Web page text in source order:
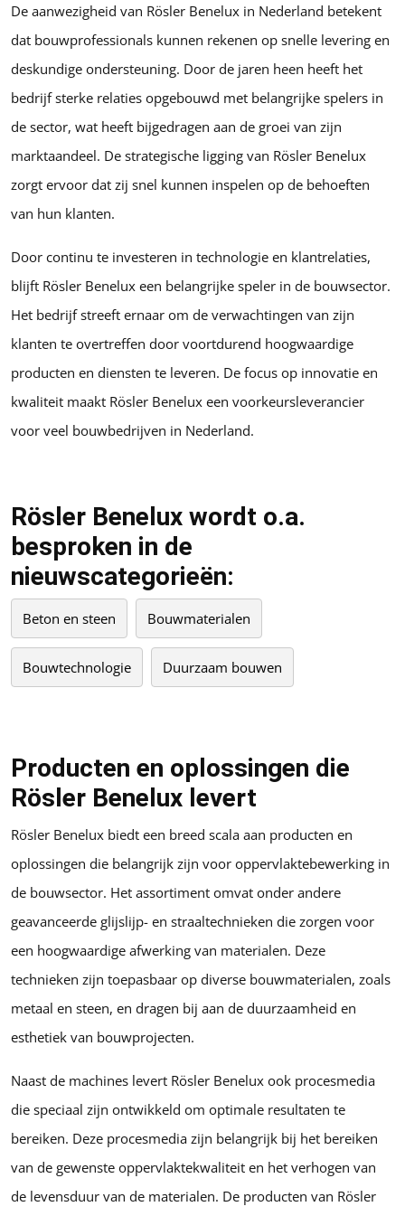
De aanwezigheid van Rösler Benelux in Nederland betekent
dat bouwprofessionals kunnen rekenen op snelle levering en
deskundige ondersteuning. Door de jaren heen heeft het
bedrijf sterke relaties opgebouwd met belangrijke spelers in
de sector, wat heeft bijgedragen aan de groei van zijn
marktaandeel. De strategische ligging van Rösler Benelux
zorgt ervoor dat zij snel kunnen inspelen op de behoeften
van hun klanten.
Door continu te investeren in technologie en klantrelaties,
blijft Rösler Benelux een belangrijke speler in de bouwsector.
Het bedrijf streeft ernaar om de verwachtingen van zijn
klanten te overtreffen door voortdurend hoogwaardige
producten en diensten te leveren. De focus op innovatie en
kwaliteit maakt Rösler Benelux een voorkeursleverancier
voor veel bouwbedrijven in Nederland.
Rösler Benelux wordt o.a.
besproken in de
nieuwscategorieën:
Beton en steen Bouwmaterialen
Bouwtechnologie Duurzaam bouwen
Producten en oplossingen die
Rösler Benelux levert
Rösler Benelux biedt een breed scala aan producten en
oplossingen die belangrijk zijn voor oppervlaktebewerking in
de bouwsector. Het assortiment omvat onder andere
geavanceerde glijslijp- en straaltechnieken die zorgen voor
een hoogwaardige afwerking van materialen. Deze
technieken zijn toepasbaar op diverse bouwmaterialen, zoals
metaal en steen, en dragen bij aan de duurzaamheid en
esthetiek van bouwprojecten.
Naast de machines levert Rösler Benelux ook procesmedia
die speciaal zijn ontwikkeld om optimale resultaten te
bereiken. Deze procesmedia zijn belangrijk bij het bereiken
van de gewenste oppervlaktekwaliteit en het verhogen van
de levensduur van de materialen. De producten van Rösler